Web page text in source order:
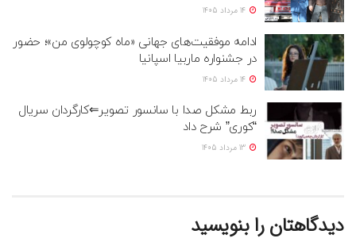
ادامه موفقیت‌های جهانی «ماه کوچولوی من»؛ حضور
در جشنواره ماربیا اسپانیا
ربط مشکل صدا با سانسور تصویر⇐کارگردان سریال
“کوری” شرح داد
دیدگاهتان را بنویسید